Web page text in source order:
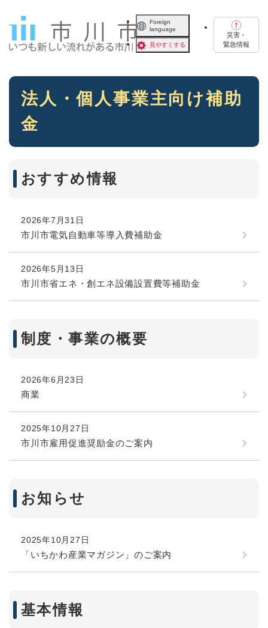
Foreign
language
見やすくする
災害・
緊急情報
本
法人・個人事業主向け補助
金
おすすめ情報
2026年7月31日
市川市電気自動車等導入費補助金
2026年5月13日
市川市省エネ・創エネ設備設置費等補助金
制度・事業の概要
2026年6月23日
商業
2025年10月27日
市川市雇用促進奨励金のご案内
お知らせ
2025年10月27日
「いちかわ産業マガジン」のご案内
基本情報